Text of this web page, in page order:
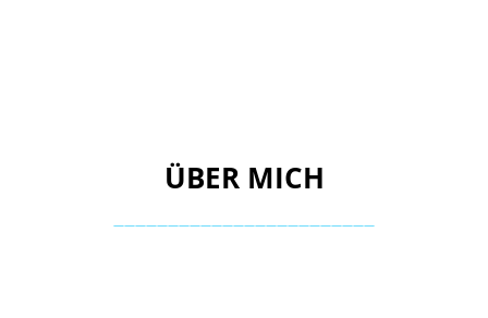
ÜBER MICH
————————————————————————